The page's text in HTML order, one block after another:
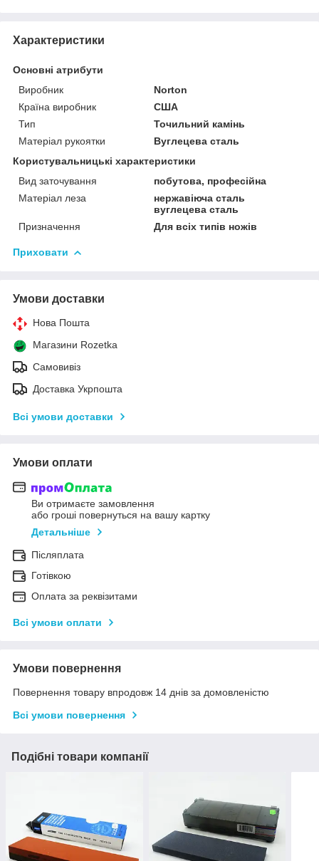
Характеристики
Основні атрибути
Виробник
Norton
Країна виробник
США
Тип
Точильний камінь
Матеріал рукоятки
Вуглецева сталь
Користувальницькі характеристики
Вид заточування
побутова, професійна
Матеріал леза
нержавіюча сталь
вуглецева сталь
Призначення
Для всіх типів ножів
Приховати
Умови доставки
Нова Пошта
Магазини Rozetka
Самовивіз
Доставка Укрпошта
Всі умови доставки
Умови оплати
Ви отримаєте замовлення
або гроші повернуться на вашу картку
Детальніше
Післяплата
Готівкою
Оплата за реквізитами
Всі умови оплати
Умови повернення
Повернення товару впродовж 14 днів за домовленістю
Всі умови повернення
Подібні товари компанії